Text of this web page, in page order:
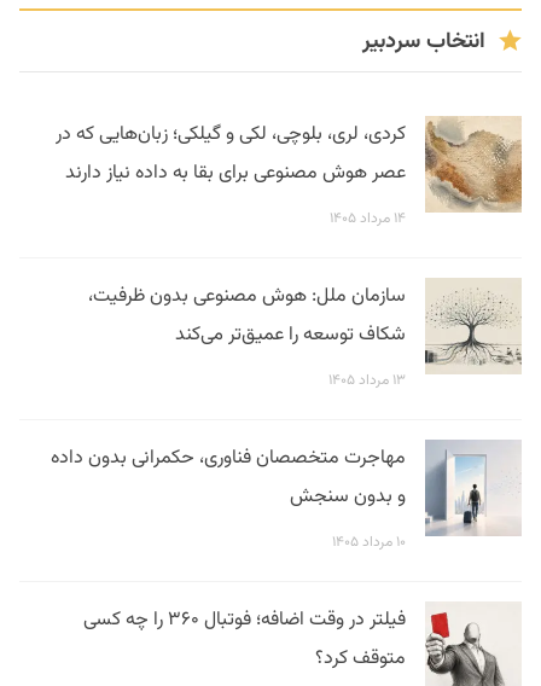
انتخاب سردبیر
کردی، لری، بلوچی، لکی و گیلکی؛ زبان‌هایی که در
عصر هوش مصنوعی برای بقا به داده نیاز دارند
۱۴ مرداد ۱۴۰۵
سازمان ملل: هوش مصنوعی بدون ظرفیت،
شکاف توسعه را عمیق‌تر می‌کند
۱۳ مرداد ۱۴۰۵
مهاجرت متخصصان فناوری، حکمرانی بدون داده
و بدون سنجش
۱۰ مرداد ۱۴۰۵
فیلتر در وقت اضافه؛ فوتبال ۳۶۰ را چه کسی
متوقف کرد؟